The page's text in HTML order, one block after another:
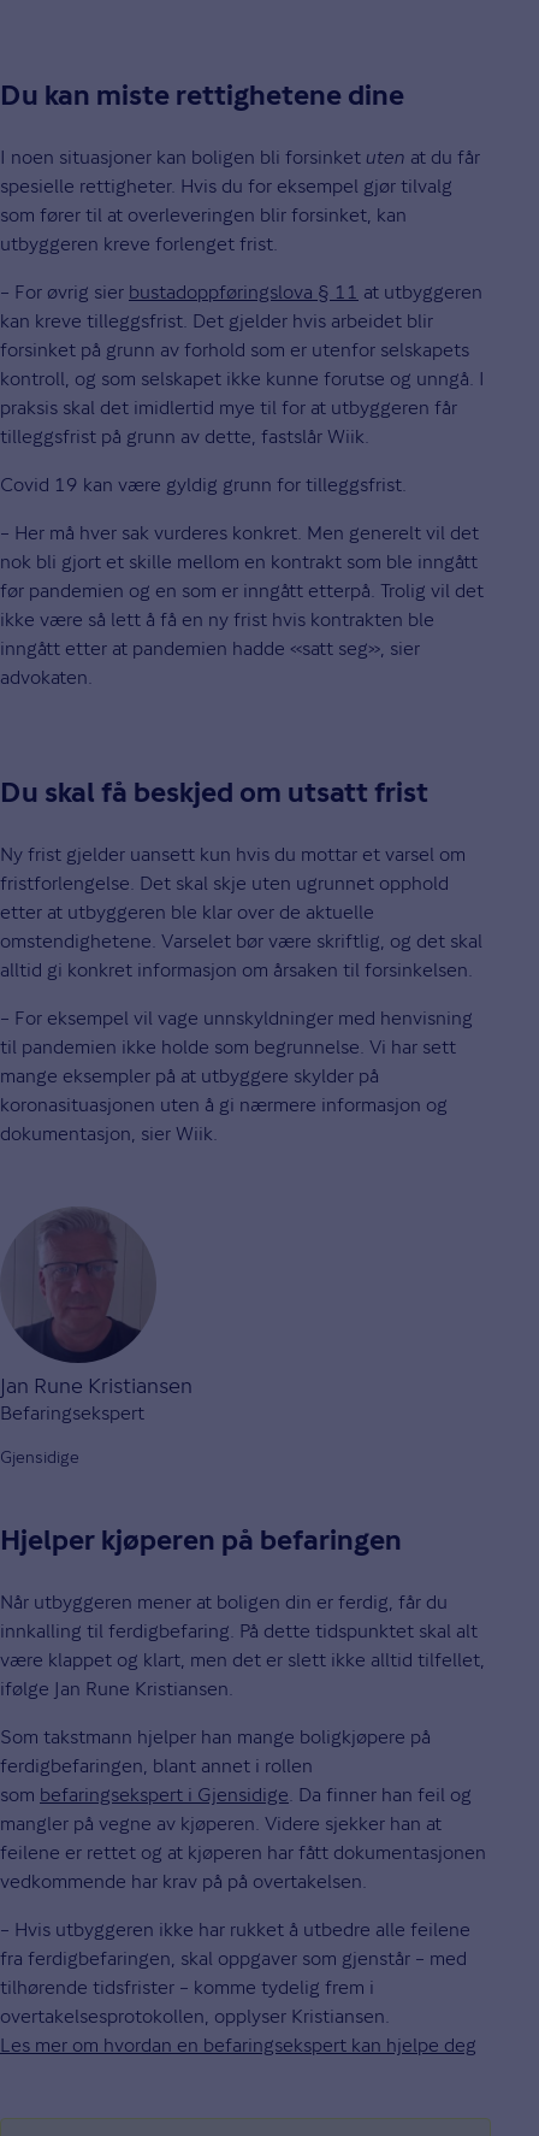
Du kan miste rettighetene dine
I noen situasjoner kan boligen bli forsinket uten at du får
spesielle rettigheter. Hvis du for eksempel gjør tilvalg
som fører til at overleveringen blir forsinket, kan
utbyggeren kreve forlenget frist.
– For øvrig sier bustadoppføringslova § 11 at utbyggeren
kan kreve tilleggsfrist. Det gjelder hvis arbeidet blir
forsinket på grunn av forhold som er utenfor selskapets
kontroll, og som selskapet ikke kunne forutse og unngå. I
praksis skal det imidlertid mye til for at utbyggeren får
tilleggsfrist på grunn av dette, fastslår Wiik.
Covid 19 kan være gyldig grunn for tilleggsfrist.
– Her må hver sak vurderes konkret. Men generelt vil det
nok bli gjort et skille mellom en kontrakt som ble inngått
før pandemien og en som er inngått etterpå. Trolig vil det
ikke være så lett å få en ny frist hvis kontrakten ble
inngått etter at pandemien hadde «satt seg», sier
advokaten.
Du skal få beskjed om utsatt frist
Ny frist gjelder uansett kun hvis du mottar et varsel om
fristforlengelse. Det skal skje uten ugrunnet opphold
etter at utbyggeren ble klar over de aktuelle
omstendighetene. Varselet bør være skriftlig, og det skal
alltid gi konkret informasjon om årsaken til forsinkelsen.
– For eksempel vil vage unnskyldninger med henvisning
til pandemien ikke holde som begrunnelse. Vi har sett
mange eksempler på at utbyggere skylder på
koronasituasjonen uten å gi nærmere informasjon og
dokumentasjon, sier Wiik.
Jan Rune Kristiansen
Befaringsekspert
Gjensidige
Hjelper kjøperen på befaringen
Når utbyggeren mener at boligen din er ferdig, får du
innkalling til ferdigbefaring. På dette tidspunktet skal alt
være klappet og klart, men det er slett ikke alltid tilfellet,
ifølge Jan Rune Kristiansen.
Som takstmann hjelper han mange boligkjøpere på
ferdigbefaringen, blant annet i rollen
som befaringsekspert i Gjensidige. Da finner han feil og
mangler på vegne av kjøperen. Videre sjekker han at
feilene er rettet og at kjøperen har fått dokumentasjonen
vedkommende har krav på på overtakelsen.
– Hvis utbyggeren ikke har rukket å utbedre alle feilene
fra ferdigbefaringen, skal oppgaver som gjenstår – med
tilhørende tidsfrister – komme tydelig frem i
overtakelsesprotokollen, opplyser Kristiansen.
Les mer om hvordan en befaringsekspert kan hjelpe deg